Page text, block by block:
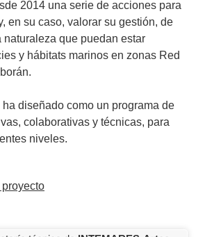
2014 una serie de acciones para
en su caso, valorar su gestión, de
naturaleza que puedan estar
y hábitats marinos en zonas Red
ha diseñado como un programa de
colaborativas y técnicas, para
niveles.